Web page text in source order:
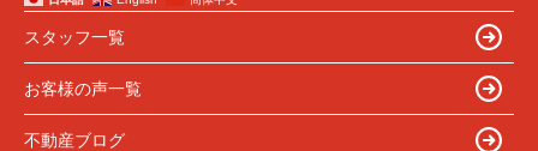
スタッフ一覧
お客様の声一覧
不動産ブログ